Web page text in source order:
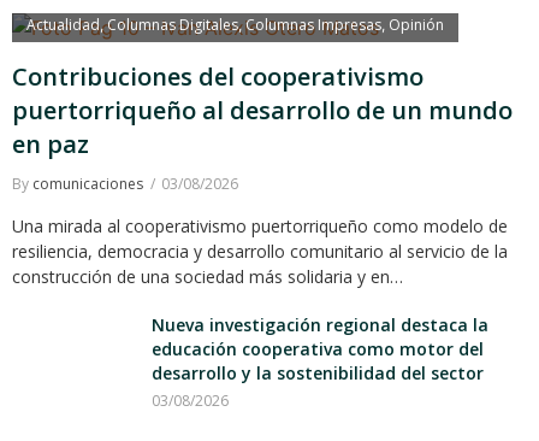
Actualidad,Columnas Digitales,Columnas Impresas Opinión
Contribuciones del cooperativismo
puertorriqueño al desarrollo de un mundo
en paz
By comunicaciones 03/08/2026
Una mirada al cooperativismo puertorriqueño como modelo de
resiliencia, democracia y desarrollo comunitario al servicio de la
construcción de una sociedad más solidaria y en…
Nueva investigación regional destaca la
educación cooperativa como motor del
desarrollo y la sostenibilidad del sector
03/08/2026